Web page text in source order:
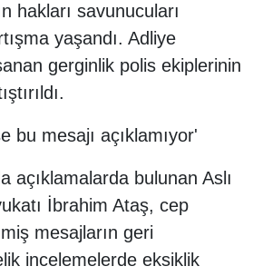
hakları savunucuları
yaşandı. Adliye
gerginlik polis ekiplerinin
bu mesajı açıklamıyor'
açıklamalarda bulunan Aslı
İbrahim Ataş, cep
mesajların geri
incelemelerde eksiklik